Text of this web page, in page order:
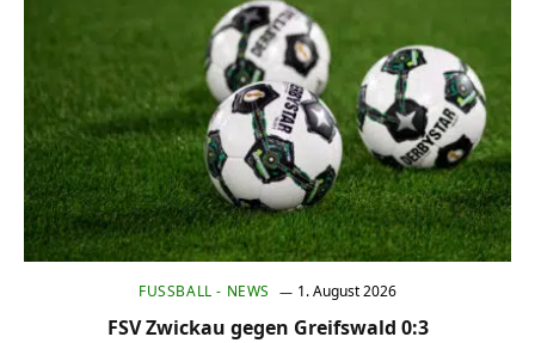
FUSSBALL - NEWS 1. August 2026
FSV Zwickau gegen Greifswald 0:3